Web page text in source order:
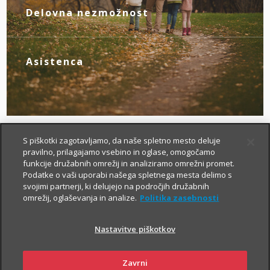
novim življenjskim okoliščinam.
Delovna nezmožnost
Z zagotovljenim nadomestilom za izpad
dohodka poskrbite zase, če zaradi
bolezni ali nezgode izgubite zmožnost za
delo.
Asistenca
Tu smo za vas – da boste v primeru
nezgode hitreje prišli do specialista, bolj
brezskrbno potovali po svetu in pridobili
drugo zdravniško mnenje.
Kako si lahko prilagodim
življenjsko zavarovanje?
S piškotki zagotavljamo, da naše spletno mesto deluje
pravilno, prilagajamo vsebino in oglase, omogočamo
funkcije družabnih omrežij in analiziramo omrežni promet.
Podatke o vaši uporabi našega spletnega mesta delimo s
svojimi partnerji, ki delujejo na področjih družabnih
omrežij, oglaševanja in analize. Politika zasebnosti
Nastavitve piškotkov
Zavrni